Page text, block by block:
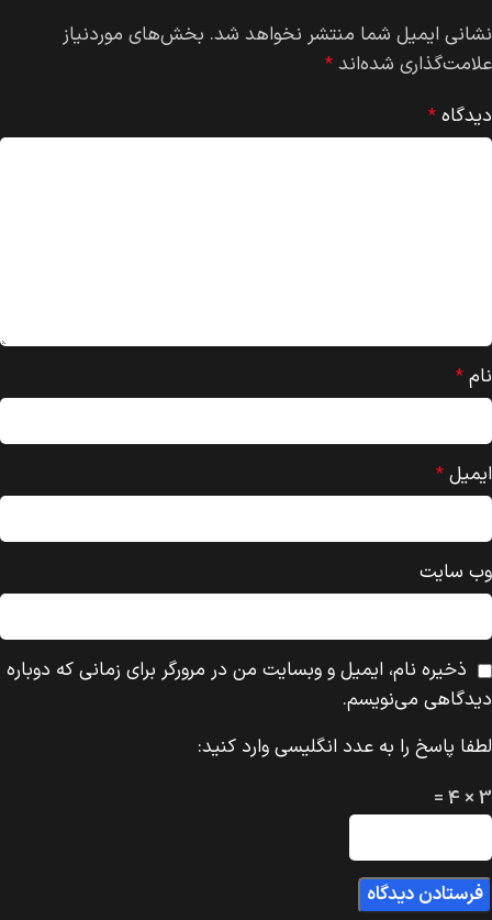
نشانی ایمیل شما منتشر نخواهد شد. بخش‌های موردنیاز
علامت‌گذاری شده‌اند *
دیدگاه *
نام *
ایمیل *
وب‌ سایت
ذخیره نام، ایمیل و وبسایت من در مرورگر برای زمانی که دوباره
دیدگاهی می‌نویسم.
لطفا پاسخ را به عدد انگلیسی وارد کنید:
3 × 4 =